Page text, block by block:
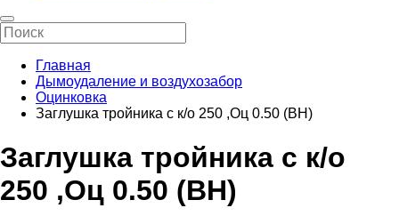
Главная
Дымоудаление и воздухозабор
Оцинковка
Заглушка тройника с к/о 250 ,Оц 0.50 (ВН)
Заглушка тройника с к/о
250 ,Оц 0.50 (ВН)